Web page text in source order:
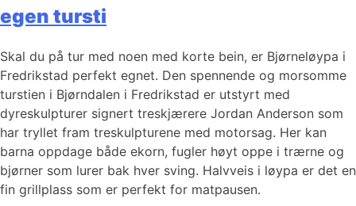
egen tursti
Skal du på tur med noen med korte bein, er Bjørneløypa i
Fredrikstad perfekt egnet. Den spennende og morsomme
turstien i Bjørndalen i Fredrikstad er utstyrt med
dyreskulpturer signert treskjærere Jordan Anderson som
har tryllet fram treskulpturene med motorsag. Her kan
barna oppdage både ekorn, fugler høyt oppe i trærne og
bjørner som lurer bak hver sving. Halvveis i løypa er det en
fin grillplass som er perfekt for matpausen.